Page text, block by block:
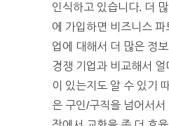
인식하고 있습니다. 더
에 가입하면 비즈니스 파
업에 대해서 더 많은 정
경쟁 기업과 비교해서
이 있는지도 알 수 있기
은 구인/구직을 넘어서서